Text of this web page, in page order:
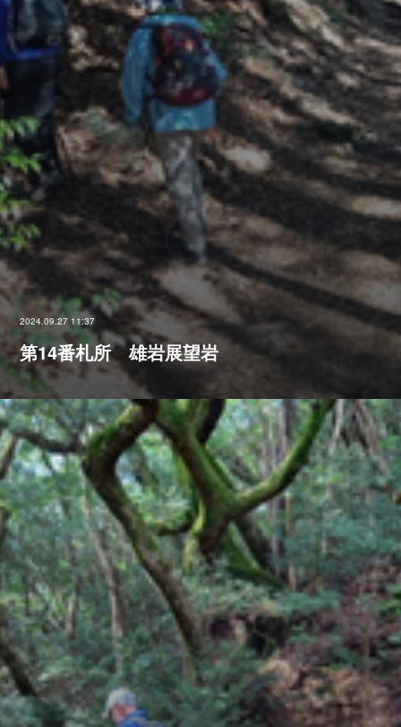
2024.09.27 11:37
第14番札所 雄岩展望岩